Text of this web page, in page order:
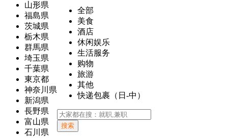
山形県
福島県
茨城県
栃木県
群馬県
埼玉県
千葉県
東京都
神奈川県
新潟県
長野県
富山県
石川県
全部
美食
酒店
休闲娱乐
生活服务
购物
旅游
其他
快递包裹（日-中）
搜索